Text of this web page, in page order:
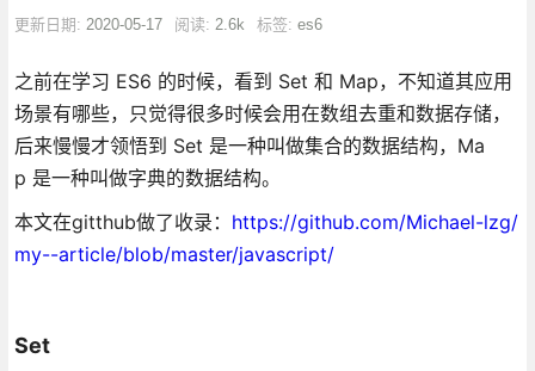
更新日期: 2020-05-17 阅读: 2.6k 标签: es6
之前在学习 ES6 的时候，看到 Set 和 Map，不知道其应用
场景有哪些，只觉得很多时候会用在数组去重和数据存储，
后来慢慢才领悟到 Set 是一种叫做集合的数据结构，Ma
p 是一种叫做字典的数据结构。
本文在gitthub做了收录： https://github.com/Michael-lzg/
my--article/blob/master/javascript/
Set